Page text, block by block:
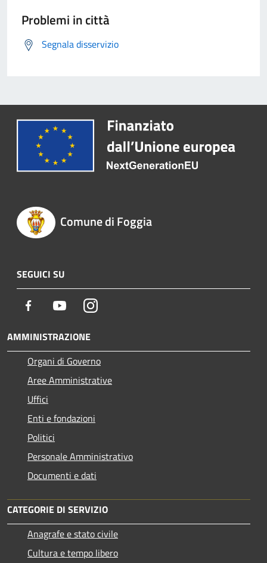
Problemi in città
Segnala disservizio
Comune di Foggia
SEGUICI SU
Facebook YoutubeInstagram
AMMINISTRAZIONE
Organi di Governo
Aree Amministrative
Uffici
Enti e fondazioni
Politici
Personale Amministrativo
Documenti e dati
CATEGORIE DI SERVIZIO
Anagrafe e stato civile
Cultura e tempo libero